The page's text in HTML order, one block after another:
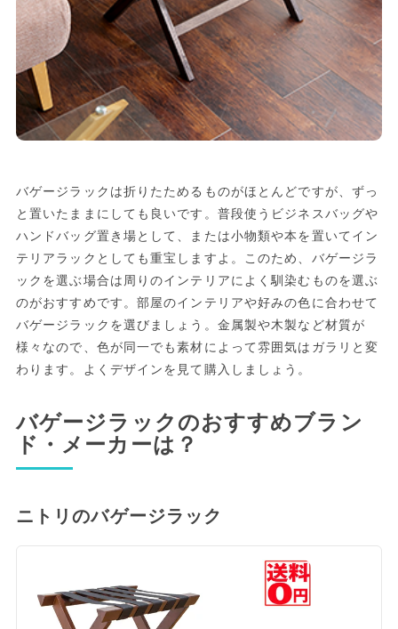
バゲージラックは折りたためるものがほとんどですが、ずっ
と置いたままにしても良いです。普段使うビジネスバッグや
ハンドバッグ置き場として、または小物類や本を置いてイン
テリアラックとしても重宝しますよ。このため、バゲージラ
ックを選ぶ場合は周りのインテリアによく馴染むものを選ぶ
のがおすすめです。部屋のインテリアや好みの色に合わせて
バゲージラックを選びましょう。金属製や木製など材質が
様々なので、色が同一でも素材によって雰囲気はガラリと変
わります。よくデザインを見て購入しましょう。
バゲージラックのおすすめブラン
ド・メーカーは？
ニトリのバゲージラック